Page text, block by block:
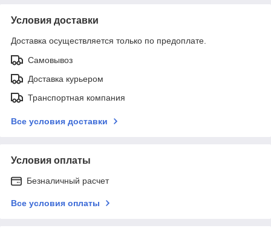
Условия доставки
Доставка осуществляется только по предоплате.
Самовывоз
Доставка курьером
Транспортная компания
Все условия доставки
Условия оплаты
Безналичный расчет
Все условия оплаты